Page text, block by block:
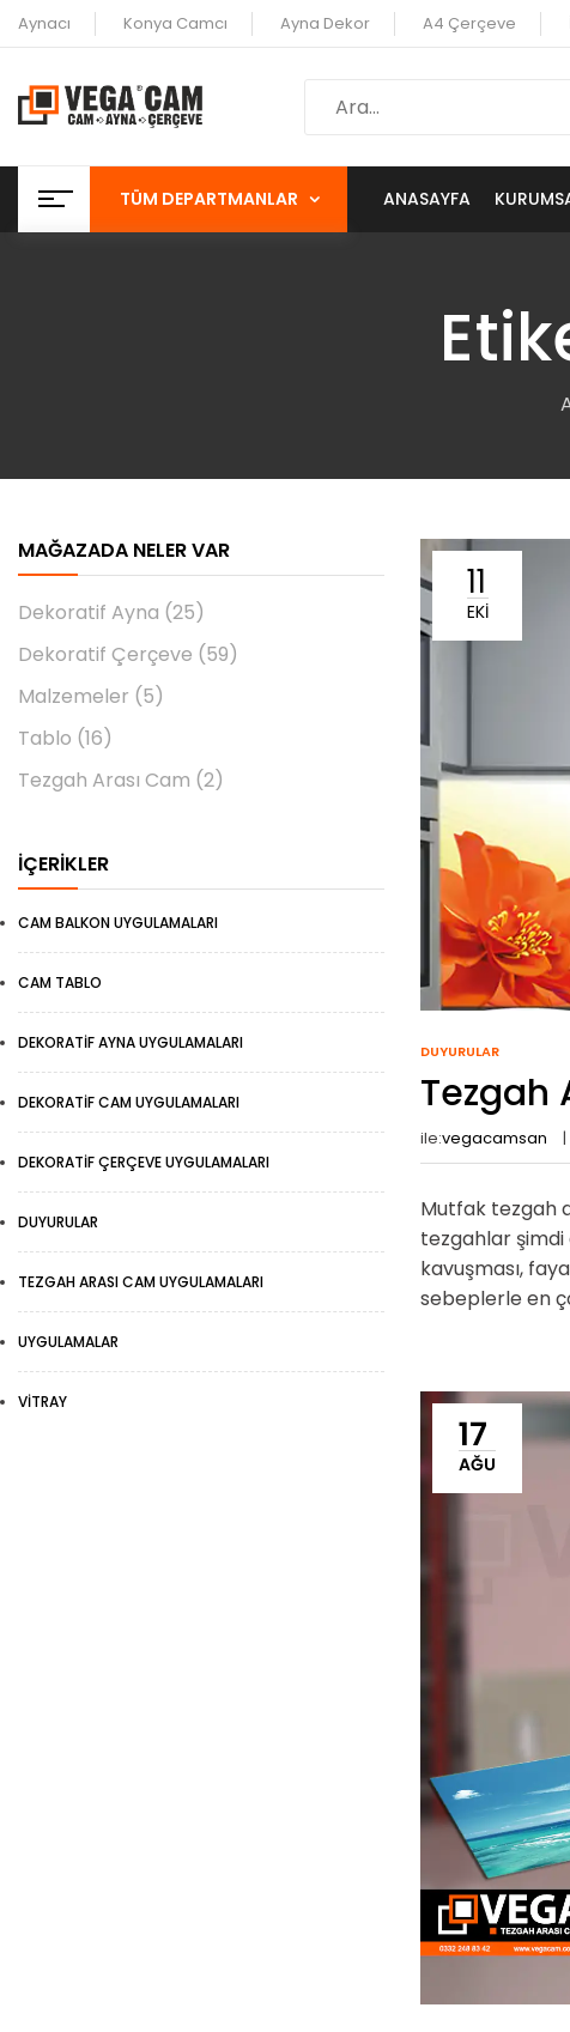
Aynacı Konya Camcı Ayna Dekor A4 Çerçeve
TÜM DEPARTMANLAR ANASAYFA
MAĞAZADA NELER VAR
Dekoratif Ayna (25)
Dekoratif Çerçeve (59)
Malzemeler (5)
Tablo (16)
Tezgah Arası Cam (2)
İÇERIKLER
CAM BALKON UYGULAMALARI
CAM TABLO
DEKORATIF AYNA UYGULAMALARI
DEKORATIF CAM UYGULAMALARI
DEKORATIF ÇERÇEVE UYGULAMALARI
DUYURULAR
TEZGAH ARASI CAM UYGULAMALARI
UYGULAMALAR
VITRAY
11
EKI
DUYURULAR
Tezgah
ile:vegacamsan
Mutfak tezgah
tezgahlar şimdi
kavuşması,
sebeplerle en
17
AĞU